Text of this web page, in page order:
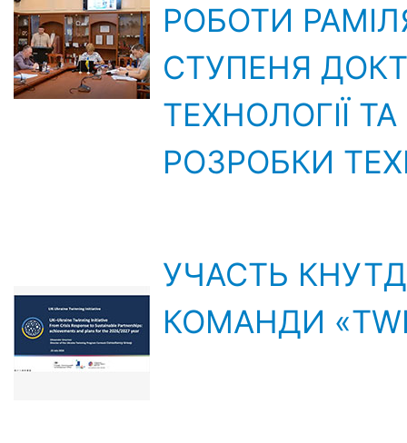
РОБОТИ
СТУПЕНЯ
ТЕХНОЛОГІЇ ТА
РОЗРОБКИ
УЧАСТЬ КНУТД
КОМАНДИ